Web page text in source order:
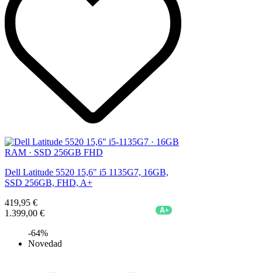
Dell Latitude 5520 15,6" i5 1135G7, 16GB,
SSD 256GB, FHD, A+
419,95 €
1.399,00 €
A+
-64%
Novedad